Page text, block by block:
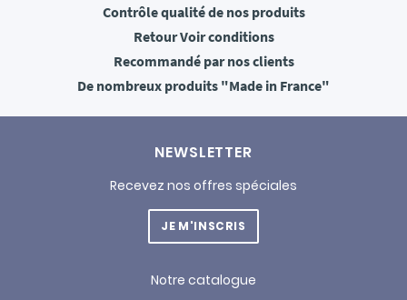
Contrôle qualitéde nos produits
RetourVoir conditions
Recommandépar nos clients
De nombreux produits "Made in France"
NEWSLETTER
Recevez nos offres spéciales
JE M'INSCRIS
Notre catalogue